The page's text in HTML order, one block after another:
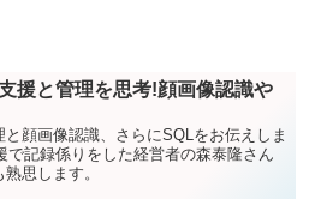
援と管理を思考!顔画像認識や
顔画像認識、さらにSQLをお伝えしま
で記録係りをした経営者の森泰隆さん
思します。